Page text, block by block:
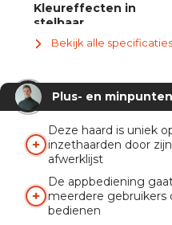
Plus- en minpunten
Deze haard is uniek
inzethaarden door
afwerklijst
De appbediening
meerdere gebruikers
bedienen
Kleureffecten in
stelbaar
Met ruit
Knispermodule
Afstandsbediening
App
Bekijk alle specificaties